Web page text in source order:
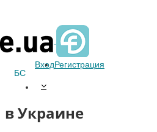
БС
ВходРегистрация
Украине